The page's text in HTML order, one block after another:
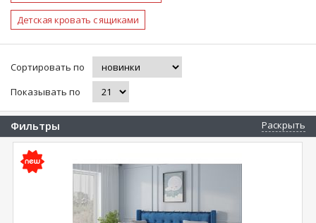
Детская кровать с ящиками
Сортировать по
Показывать по
Фильтры Раскрыть